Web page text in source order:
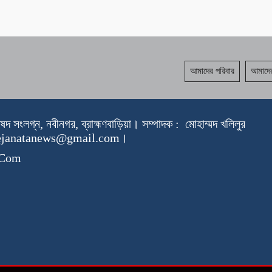
আমাদের পরিবার
সংলগ্ন, নবীনগর, ব্রাহ্মণবাড়িয়া। সম্পাদক : মোহাম্মদ খলিলুর